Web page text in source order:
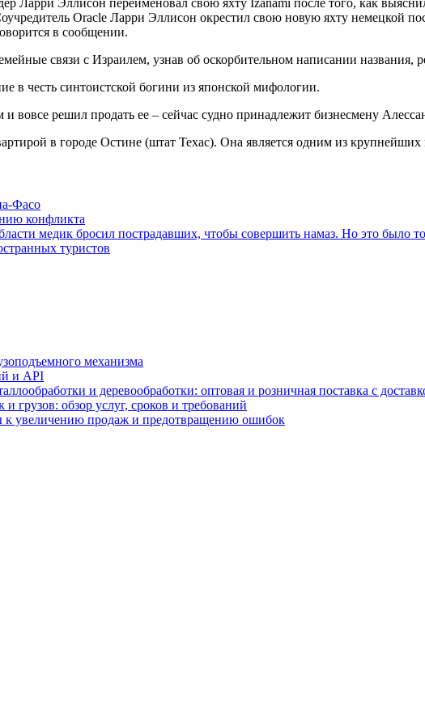
Oracle Ларри Эллисон окрестил свою новую яхту немецкой
в сообщении.
связи с Израилем, узнав об оскорбительном написании названия,
в честь синтоистской богини из японской мифологии.
вовсе решил продать ее – сейчас судно принадлежит бизнесмену
в городе Остине (штат Техас). Она является одним из
Фасо
конфликта
медик бросил пострадавших, чтобы совершить намаз. Но это было
туристов
механизма
и API
и деревообработки: оптовая и розничная поставка с
грузов: обзор услуг, сроков и требований
увеличению продаж и предотвращению ошибок